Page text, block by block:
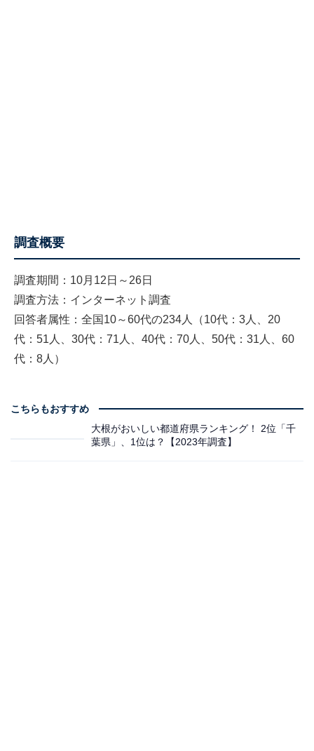
調査概要
調査期間：10月12日～26日
調査方法：インターネット調査
回答者属性：全国10～60代の234人（10代：3人、20
代：51人、30代：71人、40代：70人、50代：31人、60
代：8人）
こちらもおすすめ
大根がおいしい都道府県ランキング！ 2位「千
葉県」、1位は？【2023年調査】